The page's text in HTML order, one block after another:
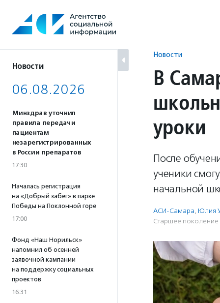
содержанию
Новости
06.08.2026
Минздрав уточнил
правила передачи
пациентам
незарегистрированных
в России препаратов
17:30
Началась регистрация
на «Добрый забег» в парке
Победы на Поклонной горе
17:00
Фонд «Наш Норильск»
напомнил об осенней
заявочной кампании
на поддержку социальных
проектов
16:31
Новости
В
уроки
После
ученики
начальной
АСИ-Самара, Юлия
Старшее поколение